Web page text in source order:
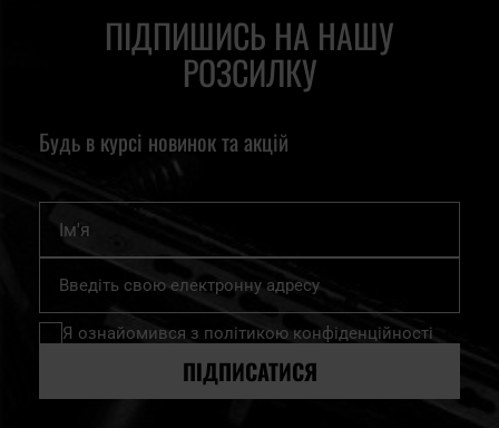
ПІДПИШИСЬ НА НАШУ
РОЗСИЛКУ
Будь в курсі новинок та акцій
Підпишіться
нашу
розсилку
Я ознайомився з політикою конфіденційності
ПІДПИСАТИСЯ